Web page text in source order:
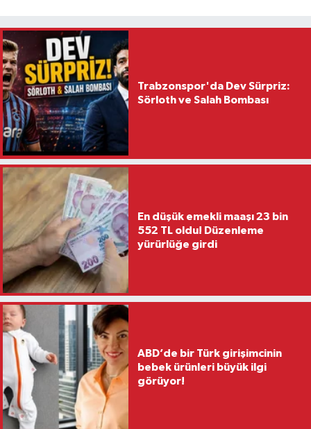
Trabzonspor'da Dev Sürpriz:
Sörloth ve Salah Bombası
En düşük emekli maaşı 23 bin
552 TL oldu! Düzenleme
yürürlüğe girdi
ABD’de bir Türk girişimcinin
bebek ürünleri büyük ilgi
görüyor!